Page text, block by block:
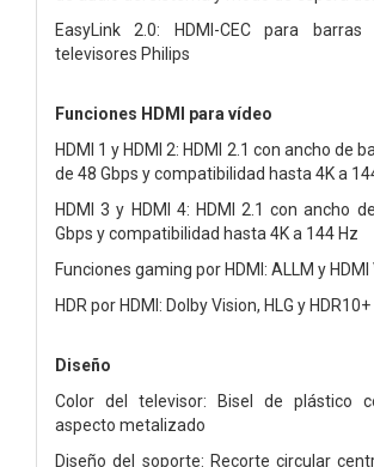
EasyLink 2.0: HDMI-CEC para
televisores Philips
Funciones HDMI para vídeo
HDMI 1 y HDMI 2: HDMI 2.1 con ancho de
de 48 Gbps y compatibilidad hasta 4K a
HDMI 3 y HDMI 4: HDMI 2.1 con ancho
Gbps y compatibilidad hasta 4K a 144 Hz
Funciones gaming por HDMI: ALLM y HDMI
HDR por HDMI: Dolby Vision, HLG y HDR10+
Diseño
Color del televisor: Bisel de plástico
aspecto metalizado
Diseño del soporte: Recorte circular